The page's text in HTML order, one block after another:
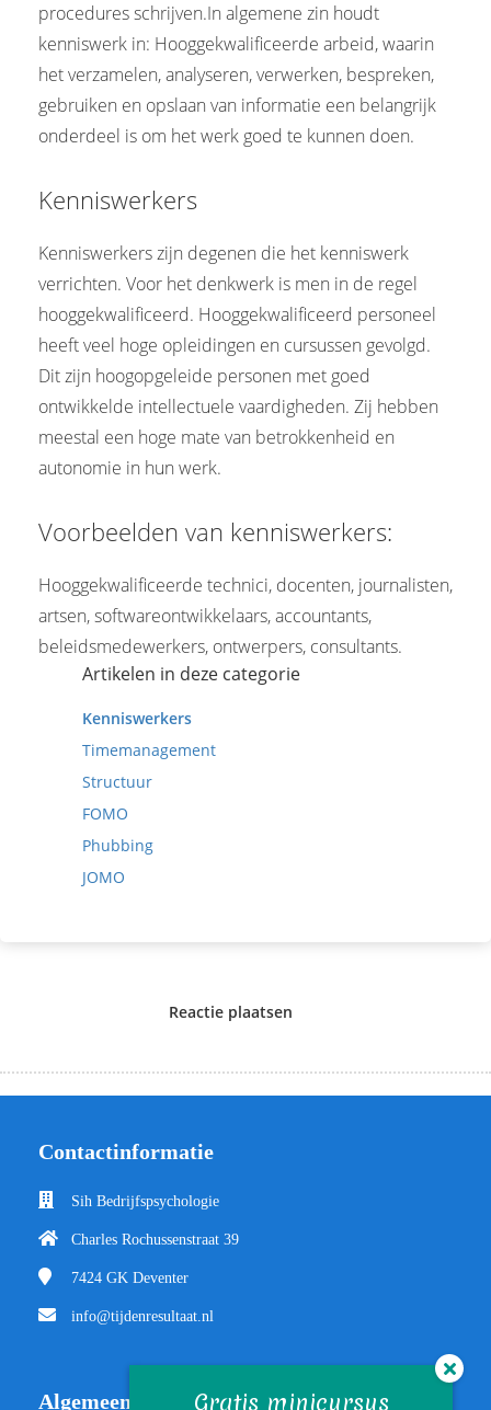
procedures schrijven.In algemene zin houdt
kenniswerk in: Hooggekwalificeerde arbeid, waarin
het verzamelen, analyseren, verwerken, bespreken,
gebruiken en opslaan van informatie een belangrijk
onderdeel is om het werk goed te kunnen doen.
Kenniswerkers
Kenniswerkers zijn degenen die het kenniswerk
verrichten. Voor het denkwerk is men in de regel
hooggekwalificeerd. Hooggekwalificeerd personeel
heeft veel hoge opleidingen en cursussen gevolgd.
Dit zijn hoogopgeleide personen met goed
ontwikkelde intellectuele vaardigheden. Zij hebben
meestal een hoge mate van betrokkenheid en
autonomie in hun werk.
Voorbeelden van kenniswerkers:
Hooggekwalificeerde technici, docenten, journalisten,
artsen, softwareontwikkelaars, accountants,
beleidsmedewerkers, ontwerpers, consultants.
Artikelen in deze categorie
Kenniswerkers
Timemanagement
Structuur
FOMO
Phubbing
JOMO
Reactie plaatsen
Contactinformatie
Sih Bedrijfspsychologie
Charles Rochussenstraat 39
7424 GK Deventer
info@tijdenresultaat.nl
Algemeen Gratis minicursus